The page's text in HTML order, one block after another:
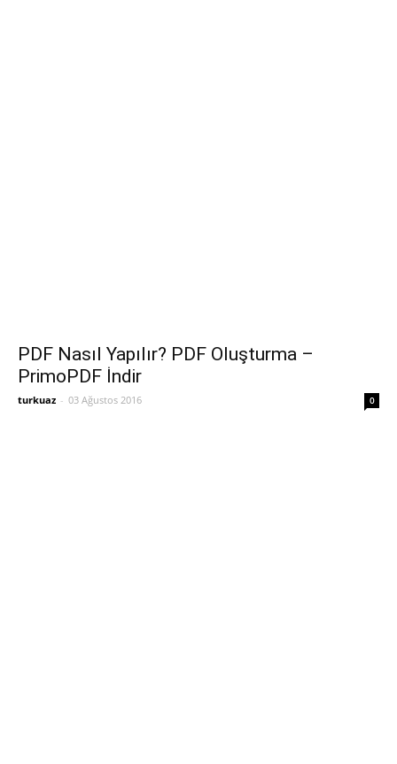
PDF Nasıl Yapılır? PDF Oluşturma –
PrimoPDF İndir
turkuaz - 03 Ağustos 2016 0